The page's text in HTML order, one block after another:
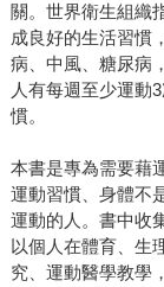
關。世界衛生組織
成良好的生活習慣
病、中風、糖尿病
人有每週至少運動
慣。
本書是專為需要藉
運動習慣、身體不
運動的人。書中收
以個人在體育、生
究、運動醫學教學